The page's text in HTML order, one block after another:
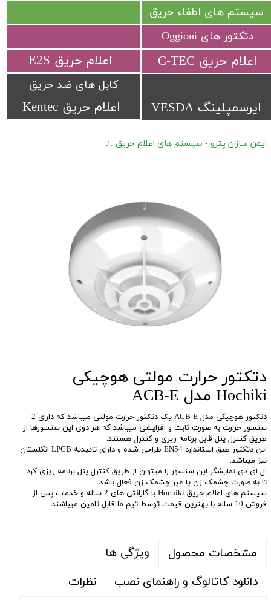
اعلام حریق Kentec
​اعلام حریق C-TEC​​​​​​​ ​اعلام حریق E2S
ایرسمپلینگ VESDA
سیستم های اطفاء حریق
کابل های ضد حریق
دتکتور های Oggioni
ایمن سازان پترو - سیستم های اعلام حریق
دتکتور حرارت مولتی هوچیکی
Hochiki مدل ACB-E
دتکتور هوچیکی مدل ACB-E یک دتکتور حرارت مولتی میباشد که دارای 2
سنسور حرارت به صورت ثابت و افزایشی میباشد که هر دوی این سنسورها از
طریق کنترل پنل قابل برنامه ریزی و کنترل هستند.
این دتکتور طبق استاندارد EN54 طراحی شده و دارای تائیدیه LPCB انگلستان
نیز میباشد.
ال ای دی نمایشگر این سنسور را میتوان از طریق کنترل پنل برنامه ریزی کرد
تا به صورت چشمک زن یا غیر چشمک زن فعال باشد.
سیستم های اعلام حریق Hochiki با گارانتی های 2 ساله و خدمات پس از
فروش 10 ساله با بهترین قیمت توسط تیم ما قابل تامین میباشند.
مشخصات محصول
ویژگی ها
دانلود کاتالوگ و راهنمای نصب
نظرات